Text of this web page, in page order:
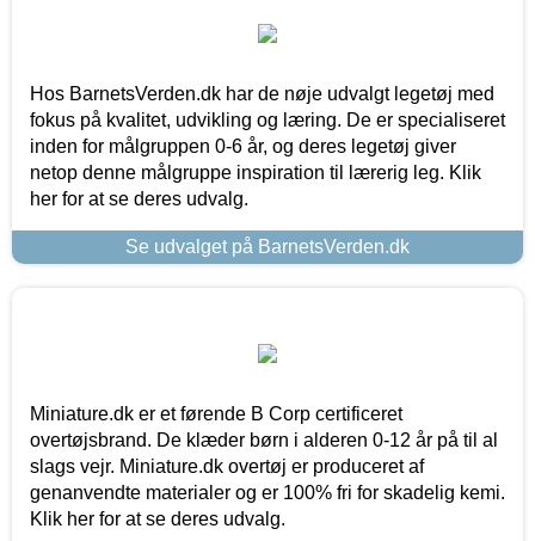
Hos BarnetsVerden.dk har de nøje udvalgt legetøj med
fokus på kvalitet, udvikling og læring. De er specialiseret
inden for målgruppen 0-6 år, og deres legetøj giver
netop denne målgruppe inspiration til lærerig leg. Klik
her for at se deres udvalg.
Se udvalget på BarnetsVerden.dk
Miniature.dk er et førende B Corp certificeret
overtøjsbrand. De klæder børn i alderen 0-12 år på til al
slags vejr. Miniature.dk overtøj er produceret af
genanvendte materialer og er 100% fri for skadelig kemi.
Klik her for at se deres udvalg.